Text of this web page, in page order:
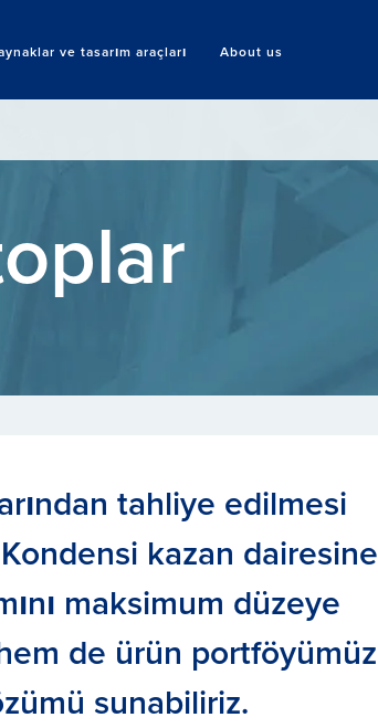
ve tasarım araçları About us
Search
tahliye edilmesi
kazan dairesine
maksimum düzeye
de ürün portföyümüz
sunabiliriz.